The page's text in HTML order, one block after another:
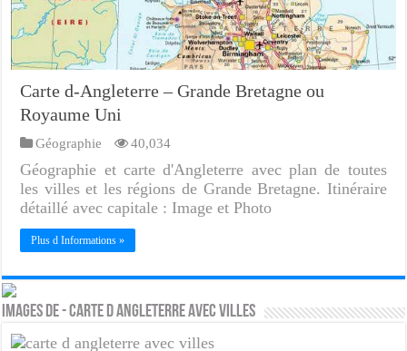
Carte d-Angleterre – Grande Bretagne ou
Royaume Uni
Géographie 40,034
Géographie et carte d'Angleterre avec plan de toutes
les villes et les régions de Grande Bretagne. Itinéraire
détaillé avec capitale : Image et Photo
Plus d Informations »
Images de - Carte d Angleterre avec villes